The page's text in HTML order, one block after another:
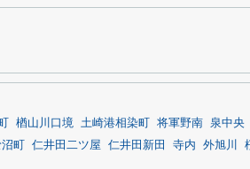
楢山川口境 土崎港相染町 将軍野南
泉中央
町 仁井田二ツ屋 仁井田新田 寺内 外旭川